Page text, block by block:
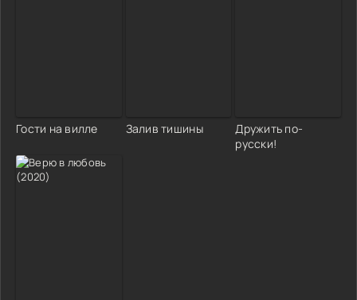
Гости на вилле Залив тишины
Дружить по-
русски!